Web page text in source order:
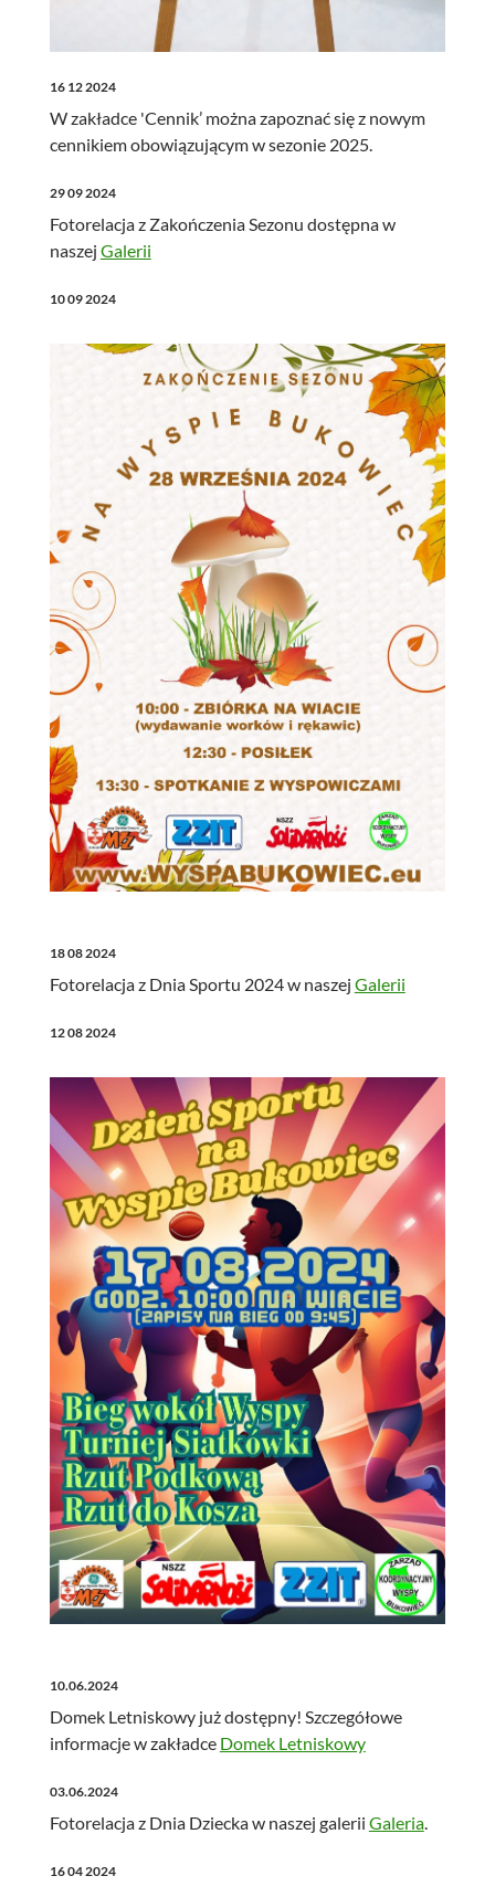
16 12 2024
W zakładce 'Cennik’ można zapoznać się z nowym
cennikiem obowiązującym w sezonie 2025.
29 09 2024
Fotorelacja z Zakończenia Sezonu dostępna w
naszej Galerii
10 09 2024
18 08 2024
Fotorelacja z Dnia Sportu 2024 w naszej Galerii
12 08 2024
10.06.2024
Domek Letniskowy już dostępny! Szczegółowe
informacje w zakładce Domek Letniskowy
03.06.2024
Fotorelacja z Dnia Dziecka w naszej galerii Galeria.
16 04 2024